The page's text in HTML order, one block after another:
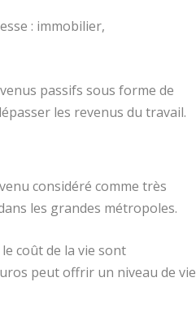
: immobilier,
passifs sous forme de
les revenus du travail.
considéré comme très
les grandes métropoles.
coût de la vie sont
peut offrir un niveau de vie